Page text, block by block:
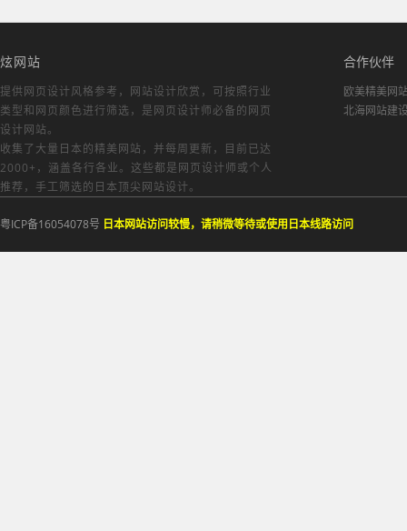
炫网站
提供网页设计风格参考， 网站设计欣赏 ，可按照行业
类型和网页颜色进行筛选，是网页设计师必备的网页
设计网站。
收集了大量日本的精美网站，并每周更新，目前已达
2000+，涵盖各行各业。这些都是网页设计师或个人
推荐，手工筛选的日本顶尖网站设计。
合作伙伴
欧美精美网
北海网站建
粤ICP备16054078号 日本网站访问较慢，请稍微等待或使用日本线路访问